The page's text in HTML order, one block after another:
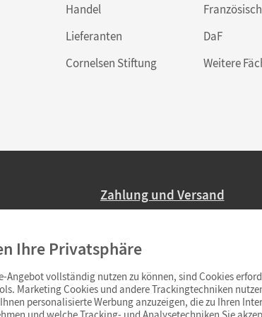
Handel
Lieferanten
Cornelsen Stiftung
Französisch
DaF
Weitere
Zahlung und Versand
Ab 59,– EUR Bestellwert
(Lieferung in 3–6 Tagen).
Ihre Privatsphäre
Angebot vollständig nutzen zu können, sind Cookies
Marketing Cookies und andere Trackingtechniken
personalisierte Werbung anzuzeigen, die zu Ihren